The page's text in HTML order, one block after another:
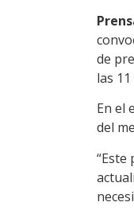
de
las
En el
del